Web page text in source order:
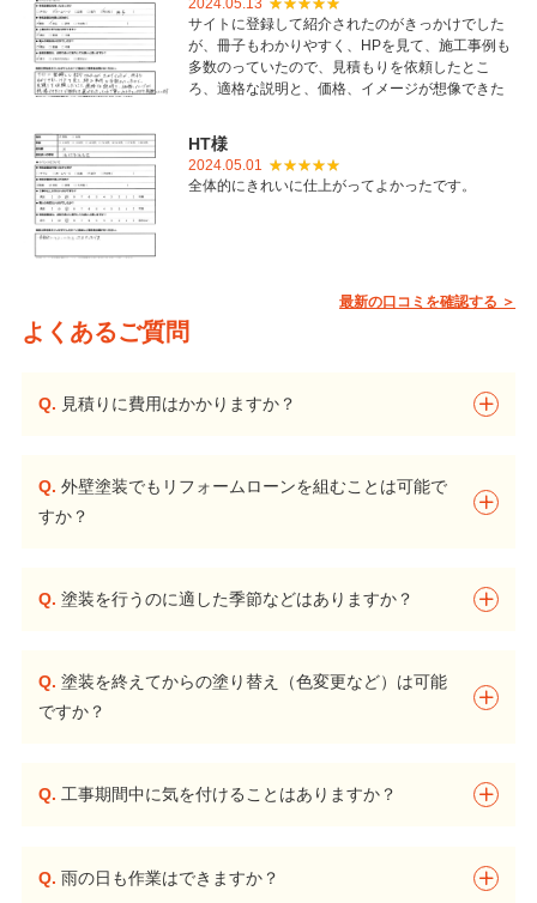
2024.05.13
サイトに登録して紹介されたのがきっかけでした
が、冊子もわかりやすく、HPを見て、施工事例も
多数のっていたので、見積もりを依頼したとこ
ろ、適格な説明と、価格、イメージが想像できた
いただき感謝しています。
HT様
2024.05.01
全体的にきれいに仕上がってよかったです。
最新の口コミを確認する ＞
よくあるご質問
Q. 見積りに費用はかかりますか？
Q. 外壁塗装でもリフォームローンを組むことは可能で
すか？
Q. 塗装を行うのに適した季節などはありますか？
Q. 塗装を終えてからの塗り替え（色変更など）は可能
ですか？
Q. 工事期間中に気を付けることはありますか？
Q. 雨の日も作業はできますか？